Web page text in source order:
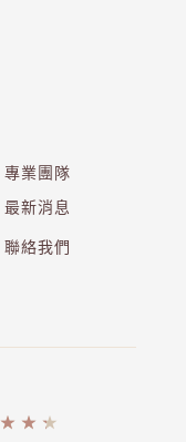
專業團隊
最新消息
聯絡我們
★ ★ ★